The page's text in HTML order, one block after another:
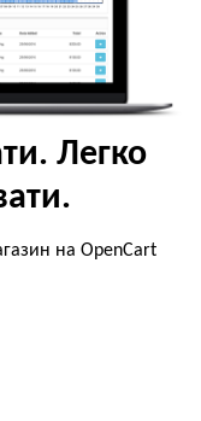
Легко
на OpenCart